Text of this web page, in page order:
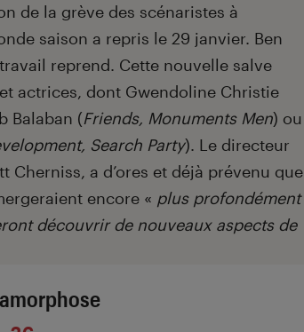
de la grève des scénaristes à
saison a repris le 29 janvier. Ben
reprend. Cette nouvelle salve
actrices, dont Gwendoline Christie
Balaban (Friends, Monuments Men) ou
Search Party). Le directeur
Cherniss, a d’ores et déjà prévenu que
encore « plus profondément
découvrir de nouveaux aspects de